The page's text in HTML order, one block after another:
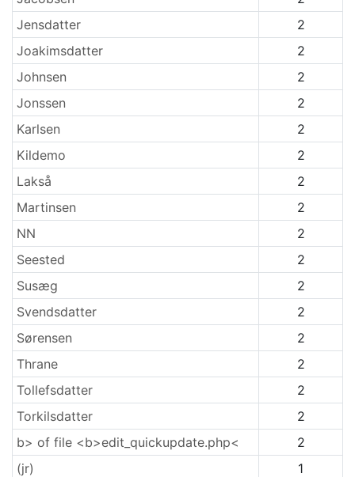
Jensdatter
2
Joakimsdatter
2
Johnsen
2
Jonssen
2
Karlsen
2
Kildemo
2
Lakså
2
Martinsen
2
NN
2
Seested
2
Susæg
2
Svendsdatter
2
Sørensen
2
Thrane
2
Tollefsdatter
2
Torkilsdatter
2
b> of file <b>edit_quickupdate.php<
2
(jr)
1